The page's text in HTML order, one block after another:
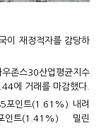
이 재정적자를 감당하
존스30산업평균지수
에 거래를 마감했다.
포인트(1.61%) 내려
인트(1.41%) 밀린